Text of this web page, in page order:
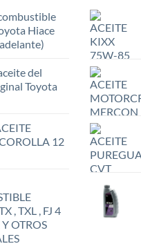
Hiace
del
Toyota
12
, TXL , FJ 4
OTROS